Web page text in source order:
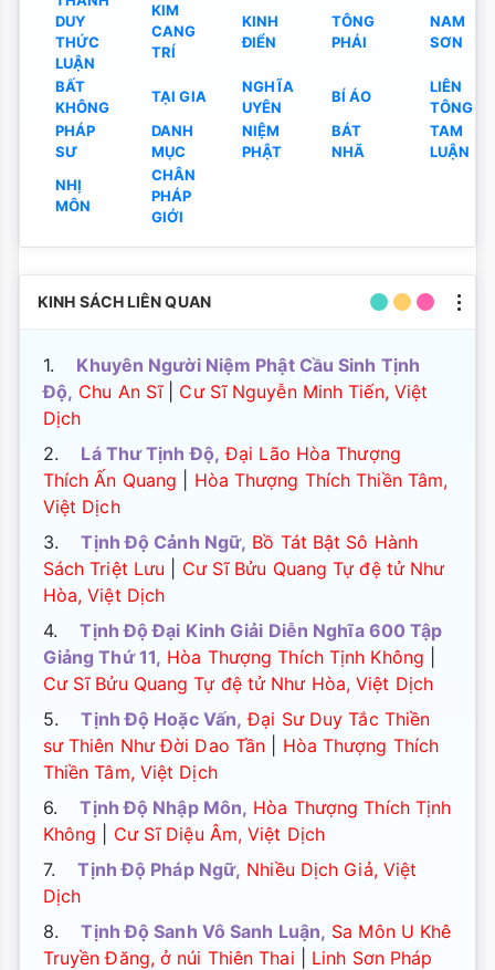
DUY
THỨC
LUẬN
KIM
CANG
TRÍ
KINH
ĐIỂN
TÔNG
PHÁI
NAM
SƠN
BẤT
KHÔNG
TẠI GIA
NGHĨA
UYÊN
BÍ ÁO
LIÊN
TÔNG
PHÁP
SƯ
DANH
MỤC
NIỆM
PHẬT
BÁT
NHÃ
TAM
LUẬN
NHỊ
MÔN
CHÂN
PHÁP
GIỚI
KINH SÁCH LIÊN QUAN
1. Khuyên Người Niệm Phật Cầu Sinh Tịnh
Độ, Chu An Sĩ
Cư Sĩ Nguyễn Minh Tiến, Việt
Dịch
2. Lá Thư Tịnh Độ, Đại Lão Hòa Thượng
Thích Ấn Quang
Hòa Thượng Thích Thiền Tâm,
Việt Dịch
3.Tịnh Độ Cảnh Ngữ, Bồ Tát Bật Sô Hành
Sách Triệt Lưu
Cư Sĩ Bửu Quang Tự đệ tử Như
Hòa, Việt Dịch
4.Tịnh Độ Đại Kinh Giải Diễn Nghĩa 600 Tập
Giảng Thứ 11, Hòa Thượng Thích Tịnh Không
Cư Sĩ Bửu Quang Tự đệ tử Như Hòa, Việt Dịch
5.Tịnh Độ Hoặc Vấn, Đại Sư Duy Tắc Thiền
sư Thiên Như Đời Dao Tần
Hòa Thượng Thích
Thiền Tâm, Việt Dịch
6.Tịnh Độ Nhập Môn, Hòa Thượng Thích Tịnh
Không
Cư Sĩ Diệu Âm, Việt Dịch
7.Tịnh Độ Pháp Ngữ, Nhiều Dịch Giả, Việt
Dịch
8.Tịnh Độ Sanh Vô Sanh Luận, Sa Môn U Khê
Truyền Đăng, ở núi Thiên Thai
Linh Sơn Pháp